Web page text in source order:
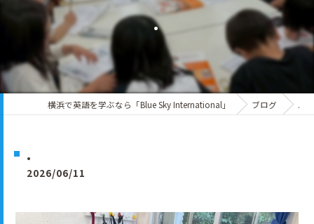
.
横浜で英語を学ぶなら「Blue Sky International」 ブログ .
.
2026/06/11